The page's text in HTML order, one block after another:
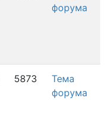
форума
5873
Тема
форума